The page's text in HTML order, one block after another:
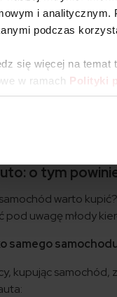
i analitycznym.
podczas
się więcej na
w ramach Polityki
podczas
się cena. Ta ma być
młodego
wiedzieć, że dobra
Inaczej, nawet
się przy wyborze
ubezpieczenie dla
o tym
warto
pod uwagę młody
samego
kupując